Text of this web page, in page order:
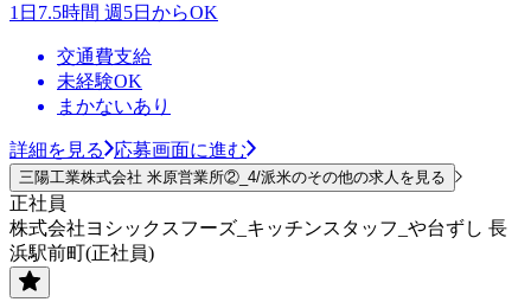
1日7.5時間 週5日からOK
交通費支給
未経験OK
まかないあり
詳細を見る 応募画面に進む
三陽工業株式会社 米原営業所②_4/派米のその他の求人を見る
正社員
株式会社ヨシックスフーズ_キッチンスタッフ_や台ずし 長
浜駅前町(正社員)